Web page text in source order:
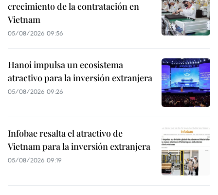
crecimiento de la contratación en
Vietnam
05/08/2026 09:56
Hanoi impulsa un ecosistema
atractivo para la inversión extranjera
05/08/2026 09:26
Infobae resalta el atractivo de
Vietnam para la inversión extranjera
05/08/2026 09:19